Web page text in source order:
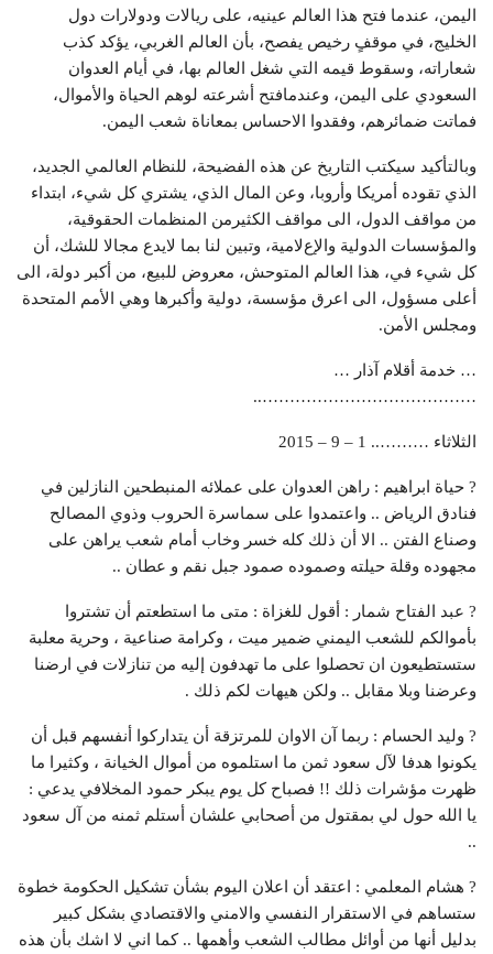
اليمن، عندما فتح هذا العالم عينيه، على رياﻻت ودولارات دول
الخليج، في موقفٍ رخيص يفصح، بأن العالم الغربي، يؤكد كذب
شعاراته، وسقوط قيمه التي شغل العالم بها، في أيام العدوان
السعودي على اليمن، وعندمافتح أشرعته لوهم الحياة والأموال،
فماتت ضمائرهم، وفقدوا الاحساس بمعاناة شعب اليمن.
وبالتأكيد سيكتب التاريخ عن هذه الفضيحة، للنظام العالمي الجديد،
الذي تقوده أمريكا وأروبا، وعن المال الذي، يشتري كل شيء، ابتداء
من مواقف الدول، الى مواقف الكثيرمن المنظمات الحقوقية،
والمؤسسات الدولية واﻹعﻻمية، وتبين لنا بما ﻻيدع مجاﻻ للشك، أن
كل شيء في، هذا العالم المتوحش، معروض للبيع، من أكبر دولة، الى
أعلى مسؤول، الى اعرق مؤسسة، دولية وأكبرها وهي اﻷمم المتحدة
ومجلس اﻷمن.
… خدمة أقلام آذار …
…………………………………..
الثلاثاء ……….. 1 – 9 – 2015
? حياة ابراهيم : راهن العدوان على عملائه المنبطحين النازلين في
فنادق الرياض .. واعتمدوا على سماسرة الحروب وذوي المصالح
وصناع الفتن .. الا أن ذلك كله خسر وخاب أمام شعب يراهن على
مجهوده وقلة حيلته وصموده صمود جبل نقم و عطان ..
? عبد الفتاح شمار : أقول للغزاة : متى ما استطعتم أن تشتروا
بأموالكم للشعب اليمني ضمير ميت ، وكرامة صناعية ، وحرية معلبة
ستستطيعون ان تحصلوا على ما تهدفون إليه من تنازلات في ارضنا
وعرضنا وبلا مقابل .. ولكن هيهات لكم ذلك .
? وليد الحسام : ربما آن الاوان للمرتزقة أن يتداركوا أنفسهم قبل أن
يكونوا هدفا لآل سعود ثمن ما استلموه من أموال الخيانة ، وكثيرا ما
ظهرت مؤشرات ذلك !! فصباح كل يوم يبكر حمود المخلافي يدعي :
يا الله حول لي بمقتول من أصحابي علشان أستلم ثمنه من آل سعود
..
? هشام المعلمي : اعتقد أن اعلان اليوم بشأن تشكيل الحكومة خطوة
ستساهم في الاستقرار النفسي والامني والاقتصادي بشكل كبير
بدليل أنها من أوائل مطالب الشعب وأهمها .. كما اني لا اشك بأن هذه